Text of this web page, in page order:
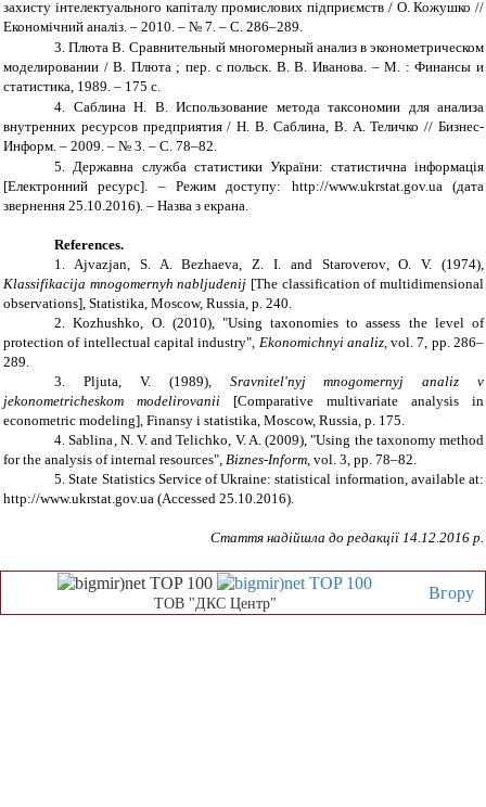
захисту інтелектуального капіталу промислових підприємств / О. Кожушко //
Економічний аналіз. – 2010. – № 7. – С. 286–289.
3. Плюта В. Сравнительный многомерный анализ в эконометрическом
моделировании / В. Плюта ; пер. с польск. В. В. Иванова. – М. : Финансы и
статистика, 1989. – 175 с.
4. Саблина Н. В. Использование метода таксономии для анализа
внутренних ресурсов предприятия / Н. В. Саблина, В. А. Теличко // Бизнес-
Информ. – 2009. – № 3. – С. 78–82.
5. Державна служба статистики України: статистична інформація
[Електронний ресурс]. – Режим доступу: http://www.ukrstat.gov.ua (дата
звернення 25.10.2016). – Назва з екрана.
References.
1. Ajvazjan, S. A.Bezhaeva, Z. I. andStaroverov,O. V.(1974),
Klassifikacija mnogomernyh nabljudenij [The classification of multidimensional
observations], Statistika, Moscow, Russia, p. 240.
2. Kozhushko, O. (2010), "Using taxonomies to assess the level of
protection of intellectual capital industry", Ekonomichnyi analiz, vol. 7, pp. 286–
289.
3. Pljuta, V. (1989), Sravnitel'nyj mnogomernyj analiz v
jekonometricheskom modelirovanii [Comparative multivariate analysis in
econometric modeling], Finansy i statistika, Moscow, Russia, p. 175.
4. Sablina,N. V.andTelichko, V. A.(2009), "Using the taxonomy method
for the analysis of internal resources", Biznes-Inform, vol. 3, pp. 78–82.
5. State Statistics Service of Ukraine: statistical information, available at:
http://www.ukrstat.gov.ua (Accessed 25.10.2016).
Стаття надійшла до редакції 14.12.2016 р.
Вгору
ТОВ "ДКС Центр"